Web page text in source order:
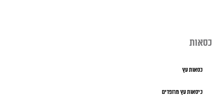
כסאות
כסאות עץ
כיסאות עץ מרופדים